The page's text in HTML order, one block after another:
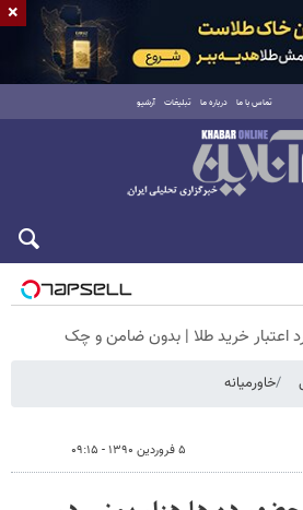
تماس با ما درباره ما تبلیغات آرشیو
خاورمیانه
۵ فروردین ۱۳۹۰ - ۰۹:۱۵
×